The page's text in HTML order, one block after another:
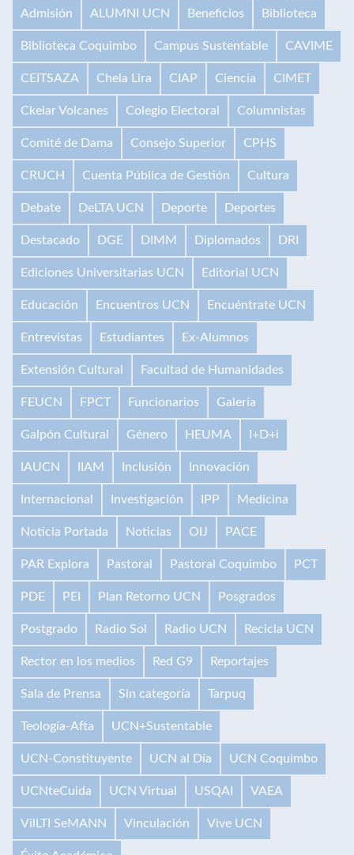
Admisión ALUMNI UCN Beneficios Biblioteca
Biblioteca Coquimbo Campus Sustentable CAVIME
CEITSAZA Chela Lira CIAP Ciencia CIMET
Ckelar Volcanes Colegio Electoral Columnistas
Comité de Dama Consejo Superior CPHS
CRUCH Cuenta Pública de Gestión Cultura
Debate DeLTA UCN Deporte Deportes
Destacado DGE DIMM Diplomados DRI
Ediciones Universitarias UCN Editorial UCN
Educación Encuentros UCN Encuéntrate UCN
Entrevistas Estudiantes Ex-Alumnos
Extensión Cultural Facultad de Humanidades
FEUCN FPCT Funcionarios Galería
Galpón Cultural Género HEUMA I+D+i
IAUCN IIAM Inclusión Innovación
Internacional Investigación IPP Medicina
Noticia Portada Noticias OIJ PACE
PAR Explora Pastoral Pastoral Coquimbo PCT
PDE PEI Plan Retorno UCN Posgrados
Postgrado Radio Sol Radio UCN Recicla UCN
Rector en los medios Red G9 Reportajes
Sala de Prensa Sin categoría Tarpuq
Teología-Afta UCN+Sustentable
UCN-Constituyente UCN al Día UCN Coquimbo
UCNteCuida UCN Virtual USQAI VAEA
VilLTI SeMANN Vinculación Vive UCN